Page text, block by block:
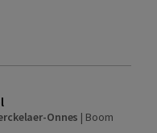
Onnes | Boom